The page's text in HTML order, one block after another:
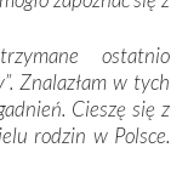
owocuje
prawdy
opowieści
i wodzach,
grzesznych
ostatnio
Znalazłam w tych
Cieszę się z
rodzin w Polsce.